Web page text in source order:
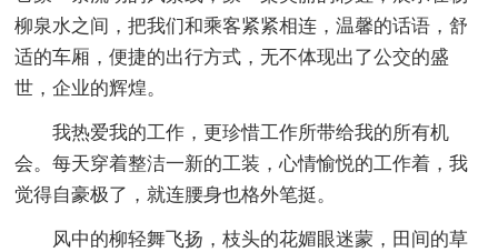
柳泉水之间，把我们和乘客紧紧相连，温馨的话语，舒
适的车厢，便捷的出行方式，无不体现出了公交的盛
世，企业的辉煌。
我热爱我的工作，更珍惜工作所带给我的所有机
会。每天穿着整洁一新的工装，心情愉悦的工作着，我
觉得自豪极了，就连腰身也格外笔挺。
风中的柳轻舞飞扬，枝头的花媚眼迷蒙，田间的草